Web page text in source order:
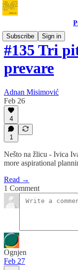
Subscribe
Sign in
#135 Tri
prevare
Adnan Misimović
Feb 26
4
1
Nešto na žlicu - Ivica
more aspirational
Read →
1 Comment
Ognjen
Feb 27